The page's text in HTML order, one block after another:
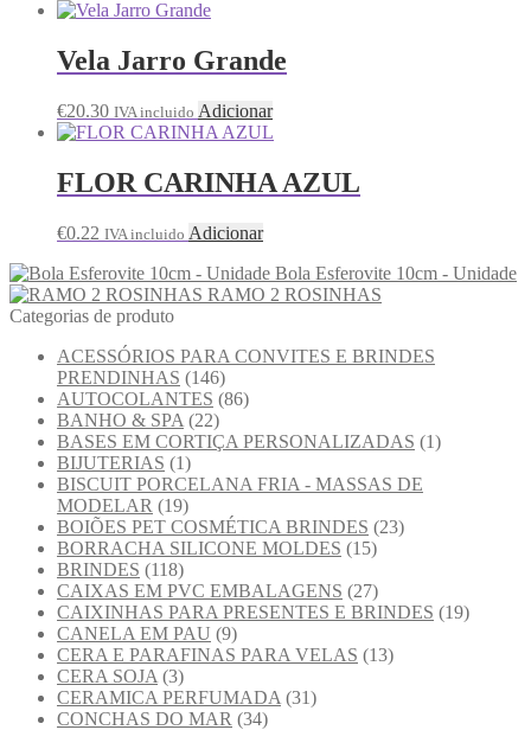
Vela Jarro Grande
€20.30 IVA incluido Adicionar
FLOR CARINHA AZUL
€0.22 IVA incluido Adicionar
Bola Esferovite 10cm - Unidade
RAMO 2 ROSINHAS
Categorias de produto
ACESSÓRIOS PARA CONVITES E BRINDES
PRENDINHAS (146)
AUTOCOLANTES (86)
BANHO & SPA (22)
BASES EM CORTIÇA PERSONALIZADAS (1)
BIJUTERIAS (1)
BISCUIT PORCELANA FRIA - MASSAS DE
MODELAR (19)
BOIÕES PET COSMÉTICA BRINDES (23)
BORRACHA SILICONE MOLDES (15)
BRINDES (118)
CAIXAS EM PVC EMBALAGENS (27)
CAIXINHAS PARA PRESENTES E BRINDES (19)
CANELA EM PAU (9)
CERA E PARAFINAS PARA VELAS (13)
CERA SOJA (3)
CERAMICA PERFUMADA (31)
CONCHAS DO MAR (34)